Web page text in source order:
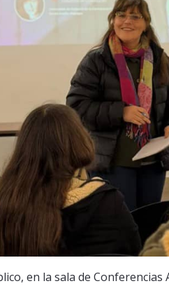
en la sala de